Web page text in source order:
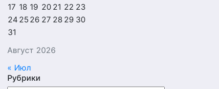
Август 2026
17 18 19 20 21 22 23
24 25 26 27 28 29 30
31
« Июл
Рубрики